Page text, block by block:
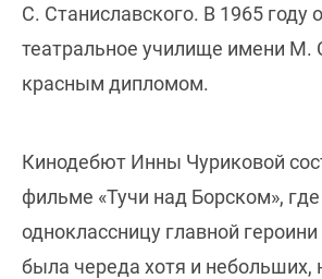
С. Станиславского. В 1965 году
театральное училище имени М.
красным дипломом.
Кинодебют Инны Чуриковой
фильме «Тучи над Борском»,
одноклассницу главной
была череда хотя и небольших,